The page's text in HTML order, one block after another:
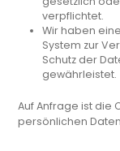
verpflichtet.
Wir haben
System zur
Schutz der
gewährleistet.
Auf Anfrage ist die
persönlichen